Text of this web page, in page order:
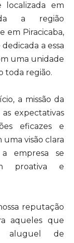
localizada em
a região
em Piracicaba,
a essa
uma unidade
toda região.
a missão da
expectativas
eficazes e
uma visão clara
empresa se
proativa e
reputação
aqueles que
aluguel de